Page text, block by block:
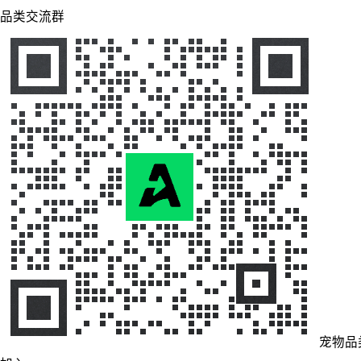
品类交流群
宠物